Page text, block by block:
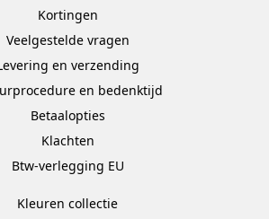
Kortingen
Veelgestelde vragen
en verzending
en bedenktijd
Betaalopties
Klachten
Btw-verlegging EU
Kleuren collectie